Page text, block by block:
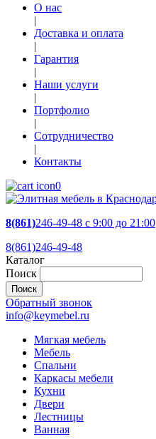
О нас
|
Доставка и оплата
|
Гарантия
|
Наши услуги
|
Портфолио
|
Сотрудничество
|
Контакты
0
8(861)246-49-48 c 9:00 до 21:00
8(861)246-49-48
Каталог
Поиск
Обратный звонок
info@keymebel.ru
Мягкая мебель
Мебель
Спальни
Каркасы мебели
Кухни
Двери
Лестницы
Ванная